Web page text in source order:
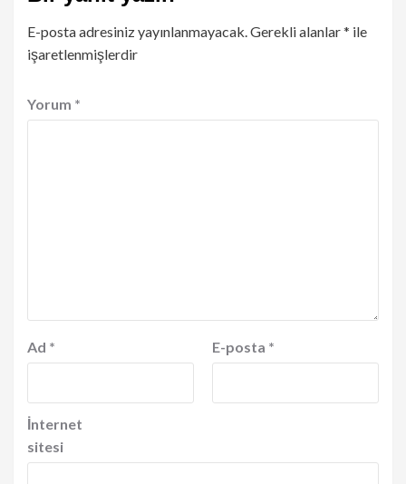
E-posta adresiniz yayınlanmayacak.Gerekli alanlar* ile
işaretlenmişlerdir
Yorum *
Ad * E-posta *
İnternet
sitesi